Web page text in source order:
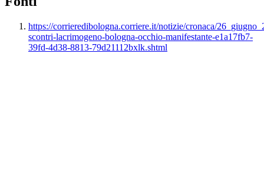
https://corrieredibologna.corriere.it/notizie/cronaca/
scontri-lacrimogeno-bologna-occhio-manifestante-e1a17fb7-
39fd-4d38-8813-79d21112bxlk.shtml